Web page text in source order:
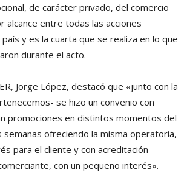
de carácter privado, del comercio
alcance entre todas las acciones
y es la cuarta que se realiza en lo que
durante el acto.
Jorge López, destacó que «junto con la
se hizo un convenio con
promociones en distintos momentos del
ofreciendo la misma operatoria,
para el cliente y con acreditación
con un pequeño interés».